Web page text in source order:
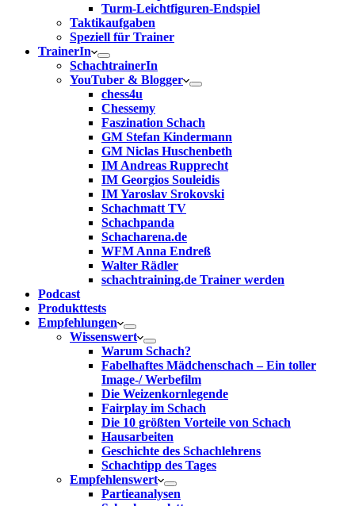
Turm-Leichtfiguren-Endspiel
Taktikaufgaben
Speziell für Trainer
TrainerIn
SchachtrainerIn
YouTuber & Blogger
chess4u
Chessemy
Faszination Schach
GM Stefan Kindermann
GM Niclas Huschenbeth
IM Andreas Rupprecht
IM Georgios Souleidis
IM Yaroslav Srokovski
Schachmatt TV
Schachpanda
Schacharena.de
WFM Anna Endreß
Walter Rädler
schachtraining.de Trainer werden
Podcast
Produkttests
Empfehlungen
Wissenswert
Warum Schach?
Fabelhaftes Mädchenschach – Ein toller
Image-/ Werbefilm
Die Weizenkornlegende
Fairplay im Schach
Die 10 größten Vorteile von Schach‎
Hausarbeiten
Geschichte des Schachlehrens
Schachtipp des Tages
Empfehlenswert
Partieanalysen